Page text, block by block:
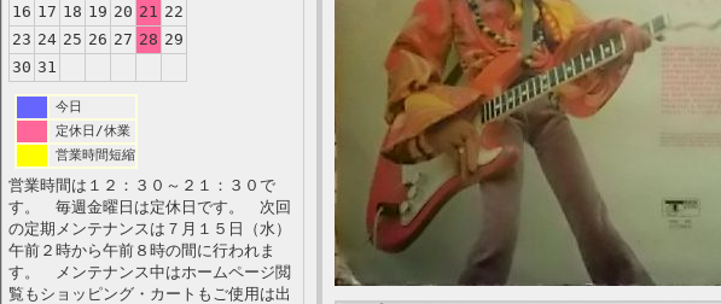
16 17 18 19 20 21 22
23 24 25 26 27 28 29
30 31
今日
定休日/休業
営業時間短縮
営業時間は１２：３０～２１：３０で
す。 毎週金曜日は定休日です。 次回
の定期メンテナンスは７月１５日（水）
午前２時から午前８時の間に行われま
す。 メンテナンス中はホームページ閲
覧もショッピング・カートもご使用は出